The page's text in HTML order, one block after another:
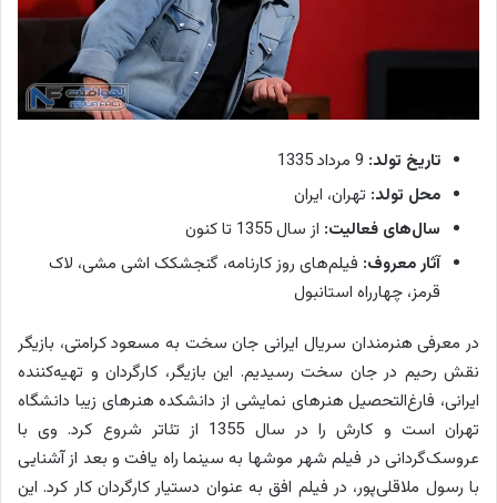
تاریخ تولد:
محل تولد: تهران، ایران
سال‌های فعالیت: از سال 1355 تا کنون
آثار معروف: فیلم‌های روز کارنامه، گنجشکک اشی مشی، لاک
قرمز، چهارراه استانبول
در معرفی هنرمندان سریال ایرانی جان سخت به مسعود کرامتی، بازیگر
نقش رحیم در جان سخت رسیدیم. این بازیگر، کارگردان و تهیه‌کننده
ایرانی، فارغ‌التحصیل هنرهای نمایشی از دانشکده هنرهای زیبا دانشگاه
تهران است و کارش را در سال 1355 از تئاتر شروع کرد. وی با
عروسک‌گردانی در فیلم شهر موشها به سینما راه یافت و بعد از آشنایی
با رسول ملاقلی‌پور، در فیلم افق به عنوان دستیار کارگردان کار کرد. این